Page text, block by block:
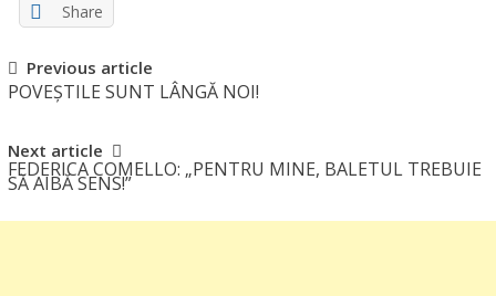
Share
Post
navigation
Previous article
POVEȘTILE SUNT LÂNGĂ NOI!
Next article
FEDERICA COMELLO: „PENTRU MINE, BALETUL TREBUIE
SĂ AIBĂ SENS!”